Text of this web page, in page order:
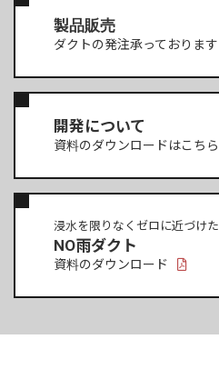
製品販売
ダクトの発注承っております
開発について
資料のダウンロードはこちら
浸水を限りなくゼロに近づけた
NO雨ダクト
資料のダウンロード